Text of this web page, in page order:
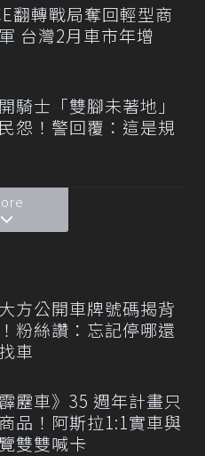
翻轉戰局奪回輕型商
台灣2月車市年增
騎士「雙腳未著地」
怨！警回覆：這是規
方公開車牌號碼揭背
粉絲讚：忘記停哪還
車
靂車》35 週年計畫只
品！阿斯拉1:1實車與
雙雙喊卡